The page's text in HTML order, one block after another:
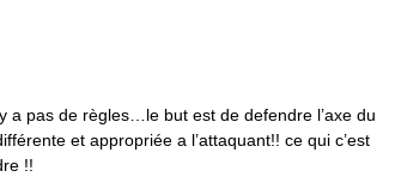
a pas de règles…le but est de defendre l’axe du
et appropriée a l’attaquant!! ce qui c’est
!!